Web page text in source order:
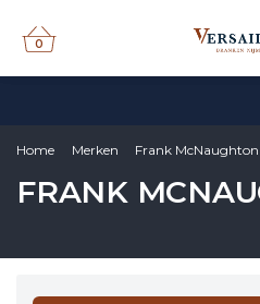
0
0
Home Merken Frank McNaughton
FRANK